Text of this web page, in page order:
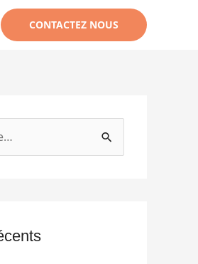
CONTACTEZ NOUS